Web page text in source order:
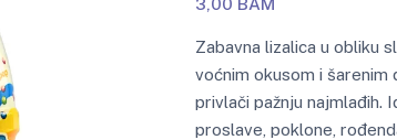
Zabavna lizalica u obliku
voćnim okusom i šarenim
privlači pažnju najmlađih.
proslave, poklone,